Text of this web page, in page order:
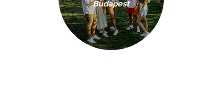
Budapest